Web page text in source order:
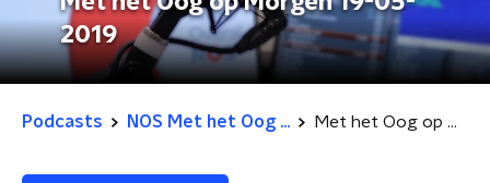
2019
Podcasts NOS Met het Oog ... Met het Oog op Morgen 19-05-2019